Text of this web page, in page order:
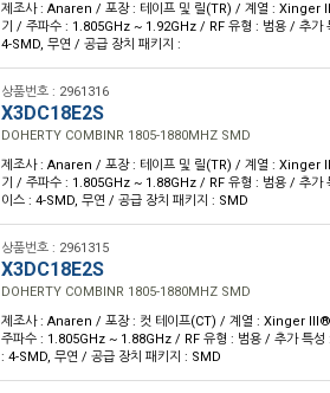
제조사 : Anaren / 포장 : 테이프 및 릴(TR) / 계열 : Xinger
기 / 주파수 : 1.805GHz ~ 1.92GHz / RF 유형 : 범용 / 추가
4-SMD, 무연 / 공급 장치 패키지 :
상품번호 : 2961316
X3DC18E2S
DOHERTY COMBINR 1805-1880MHZ SMD
제조사 : Anaren / 포장 : 테이프 및 릴(TR) / 계열 : Xinger
기 / 주파수 : 1.805GHz ~ 1.88GHz / RF 유형 : 범용 / 추가
이스 : 4-SMD, 무연 / 공급 장치 패키지 : SMD
상품번호 : 2961315
X3DC18E2S
DOHERTY COMBINR 1805-1880MHZ SMD
제조사 : Anaren / 포장 : 컷 테이프(CT) / 계열 : Xinger
주파수 : 1.805GHz ~ 1.88GHz / RF 유형 : 범용 / 추가 특
: 4-SMD, 무연 / 공급 장치 패키지 : SMD